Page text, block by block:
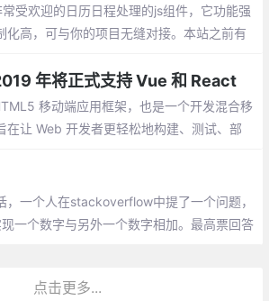
受欢迎的日历日程处理的js组件，它功能强
化高，可与你的项目无缝对接。本站之前有
。
年将正式支持 Vue 和 React
移动端应用框架，也是一个开发混合移
在让 Web 开发者更轻松地构建、测试、部
，一个人在stackoverflow中提了一个问题，
一个数字与另外一个数字相加。最高票回答
要用牛刀点击更多...